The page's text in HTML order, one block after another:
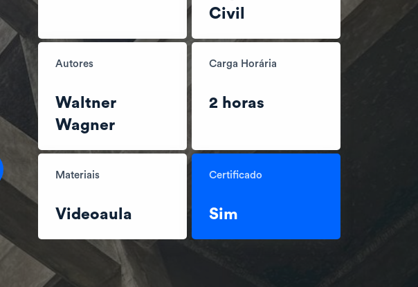
Civil
Autores
Waltner
Wagner
Carga Horária
2 horas
Materiais
Videoaula
Certificado
Sim